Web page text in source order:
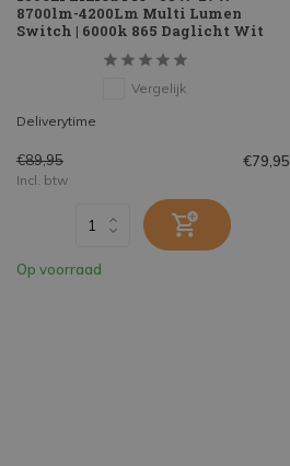
8700lm-4200Lm Multi Lumen
Switch | 6000k 865 Daglicht Wit
Vergelijk
Deliverytime
€89,95 €79,95
Incl. btw
Op voorraad